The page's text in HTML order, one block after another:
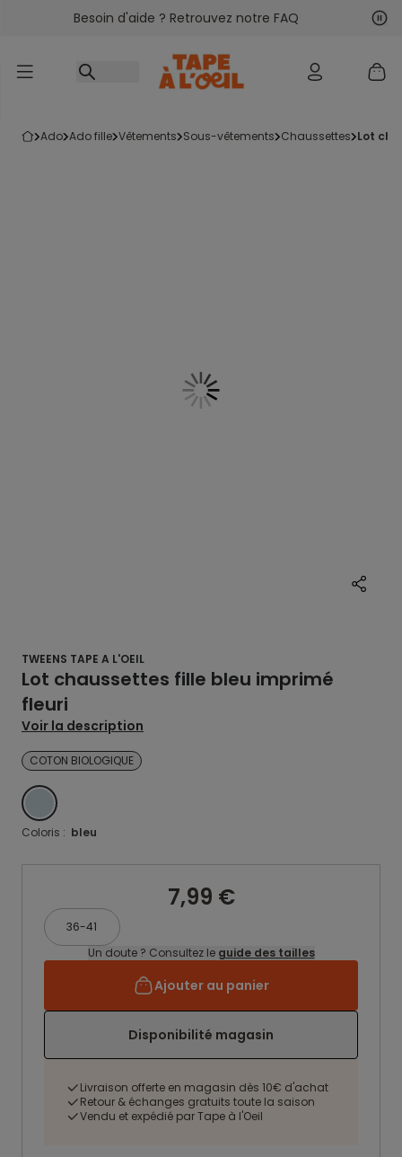
Accéder au contenu
Besoin d'aide ? Retrouvez notre FAQ
ado ado fille vêtements sous-vêtements chaussettes lot
TWEENS TAPE A L'OEIL
Lot chaussettes fille bleu imprimé
fleuri
Voir la description
COTON BIOLOGIQUE
BLEU
Coloris : bleu
7,99 €
36-41
Un doute ? Consultez le guide des tailles
Ajouter au panier
Disponibilité magasin
Livraison offerte en magasin dès 10€ d'achat
Retour & échanges gratuits toute la saison
Vendu et expédié par Tape à l'Oeil